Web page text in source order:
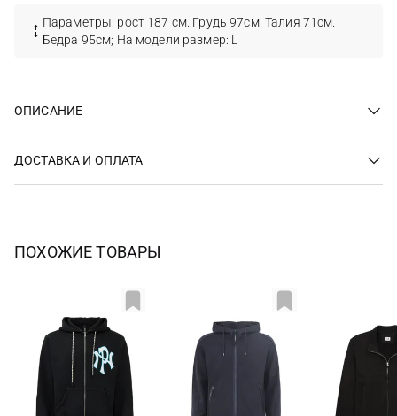
Параметры: рост 187 см. Грудь 97см. Талия 71см.
Бедра 95см; На модели размер: L
ОПИСАНИЕ
ДОСТАВКА И ОПЛАТА
ПОХОЖИЕ ТОВАРЫ